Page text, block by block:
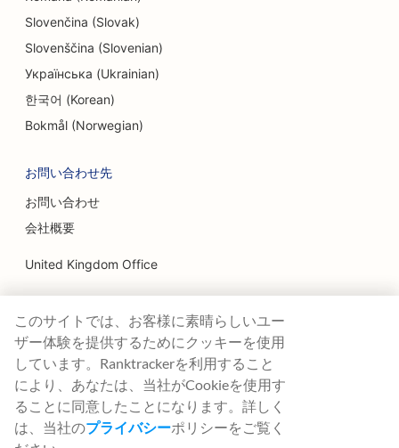
Slovenčina (Slovak)
Slovenščina (Slovenian)
Українська (Ukrainian)
한국어 (Korean)
Bokmål (Norwegian)
お問い合わせ先
お問い合わせ
会社概要
United Kingdom Office
Ranktracker Ltd
144A Clerkenwell Rd
London, EC1R 5DF
Company No: 08820809
felix@ranktracker.com
このサイトでは、お客様に素晴らしいユー
ザー体験を提供するためにクッキーを使用
しています。Ranktrackerを利用すること
により、あなたは、当社がCookieを使用す
ることに同意したことになります。詳しく
は、当社のプライバシーポリシーをご覧く